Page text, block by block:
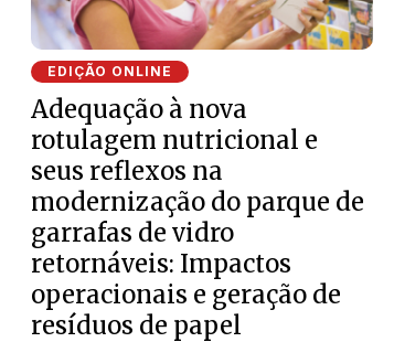
EDIÇÃO ONLINE
Adequação à nova
rotulagem nutricional e
seus reflexos na
modernização do parque de
garrafas de vidro
retornáveis: Impactos
operacionais e geração de
resíduos de papel